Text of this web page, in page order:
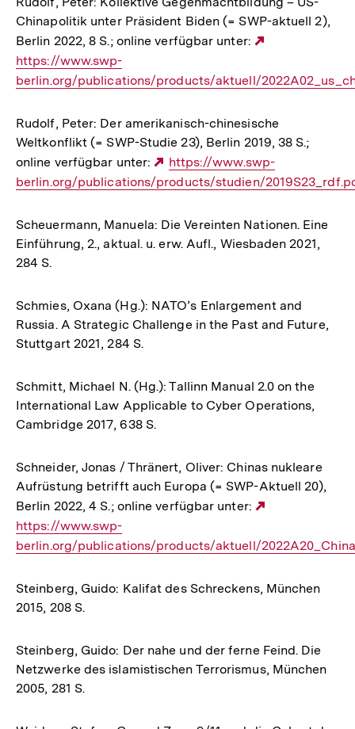
Chinapolitik unter Präsident Biden (= SWP-aktuell 2),
Berlin 2022, 8 S.; online verfügbar unter:
https://www.swp-
berlin.org/publications/products/aktuell/
Rudolf, Peter: Der amerikanisch-chinesische
Weltkonflikt (= SWP-Studie 23), Berlin 2019, 38 S.;
online verfügbar unter:
Externer
Link:
https://www.swp-
berlin.org/publications/products/studien/
Scheuermann, Manuela: Die Vereinten Nationen. Eine
Einführung, 2., aktual. u. erw. Aufl., Wiesbaden 2021,
284 S.
Schmies, Oxana (Hg.): NATO’s Enlargement and
Russia. A Strategic Challenge in the Past and Future,
Stuttgart 2021, 284 S.
Schmitt, Michael N. (Hg.): Tallinn Manual 2.0 on the
International Law Applicable to Cyber Operations,
Cambridge 2017, 638 S.
Schneider, Jonas / Thränert, Oliver: Chinas nukleare
Aufrüstung betrifft auch Europa (= SWP-Aktuell 20),
Berlin 2022, 4 S.; online verfügbar unter:
https://www.swp-
berlin.org/publications/products/aktuell/
Steinberg, Guido: Kalifat des Schreckens, München
2015, 208 S.
Steinberg, Guido: Der nahe und der ferne Feind. Die
Netzwerke des islamistischen Terrorismus, München
2005, 281 S.